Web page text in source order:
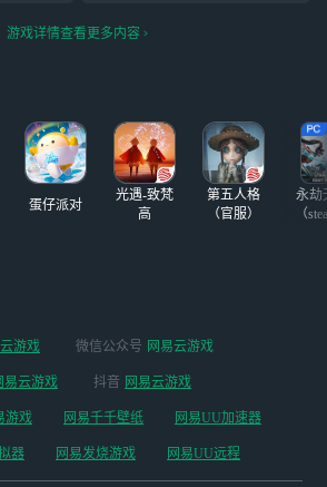
首 少年
玩的很基础不会技术流，没
游戏详情查看更多内容
蛋仔派对
光遇-致梵
高
第五人格
（官服）
永劫
（
游戏 微信公众号 网易云游戏
易云游戏 抖音 网易云游戏
游戏 网易千千壁纸 网易UU加速器
器 网易发烧游戏 网易UU远程